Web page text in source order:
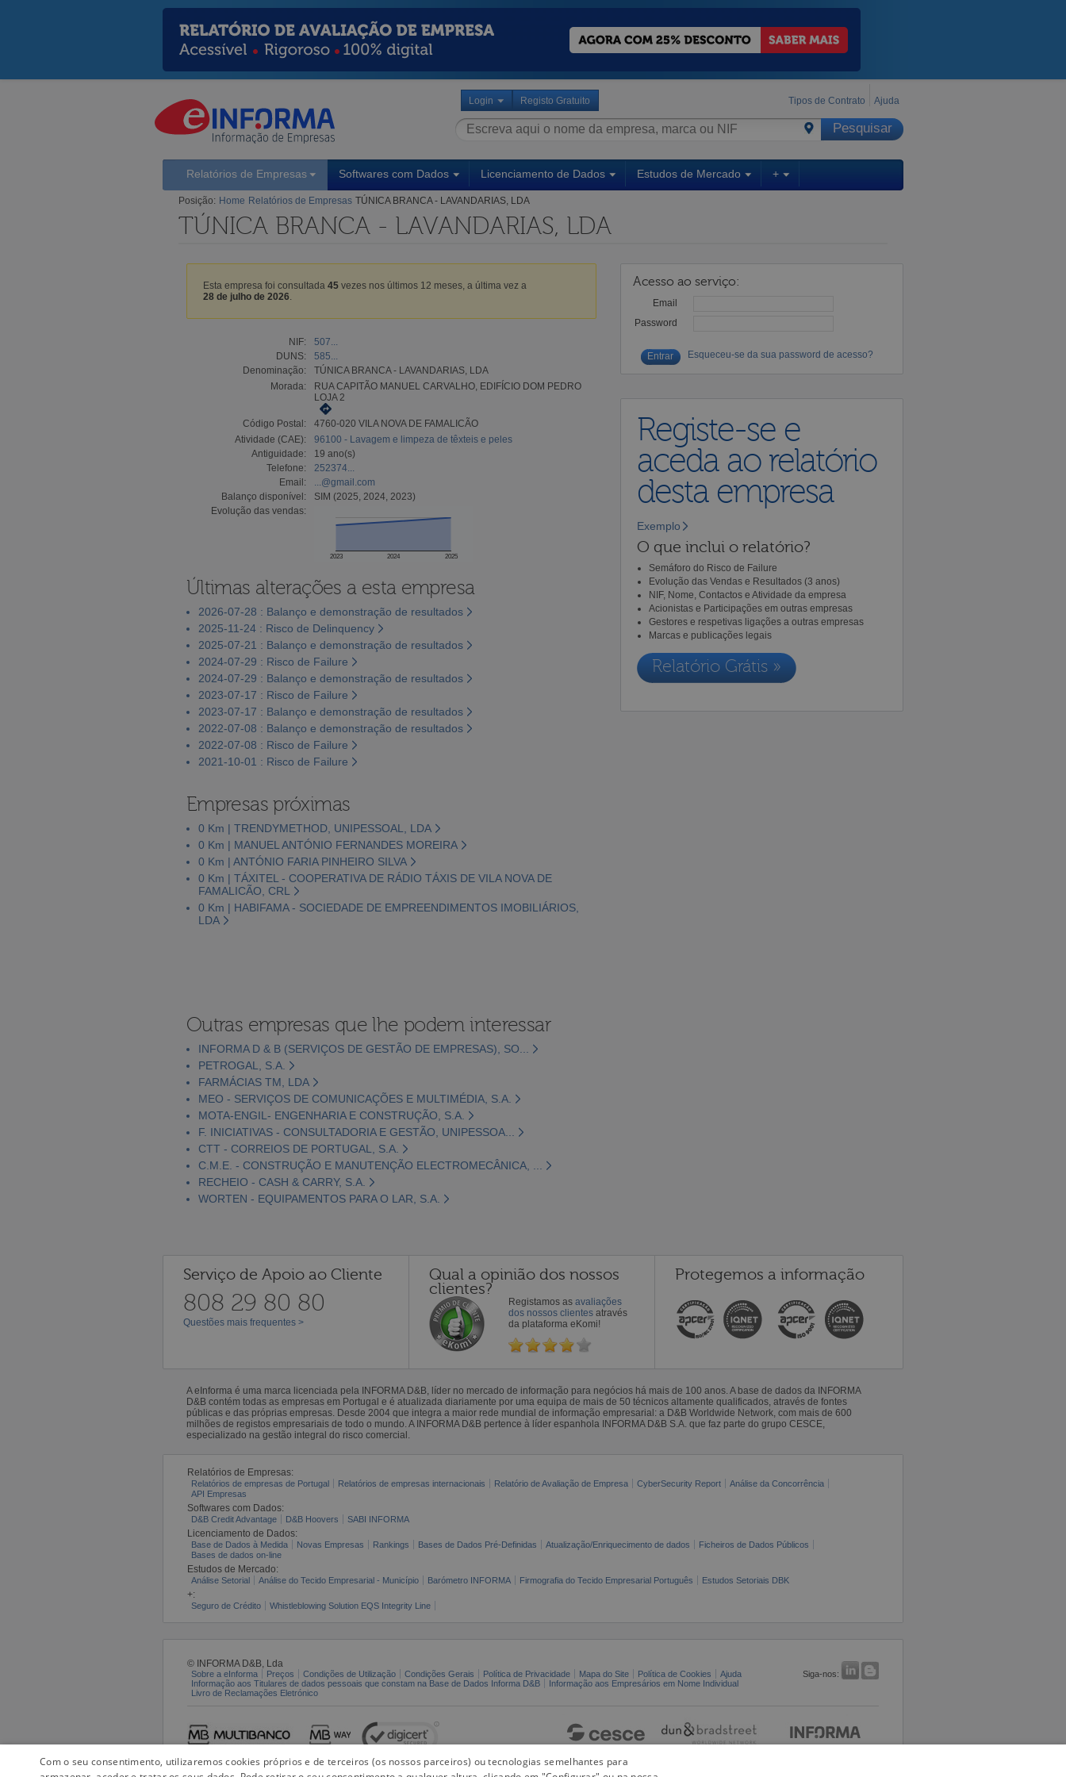
Login Registo Gratuito Tipos de Contrato Ajuda
Relatórios de Empresas Softwares com Dados Licenciamento de Dados Estudos de Mercado +
Posição: Home Relatórios de Empresas TÚNICA BRANCA - LAVANDARIAS, LDA
TÚNICA BRANCA - LAVANDARIAS, LDA
Esta empresa foi consultada 45 vezes nos últimos 12 meses, a última vez a
28 de julho de 2026
NIF:
507...
DUNS:
585...
Denominação:
TÚNICA BRANCA - LAVANDARIAS, LDA
Morada:
RUA CAPITÃO MANUEL CARVALHO, EDIFÍCIO DOM PEDRO
LOJA 2
Código Postal:
4760-020 VILA NOVA DE FAMALICÃO
Atividade (CAE):
96100 - Lavagem e limpeza de têxteis e peles
Antiguidade:
19 ano(s)
Telefone:
252374...
Email:
...@gmail.com
Balanço disponível:
SIM (2025, 2024, 2023)
Evolução das vendas:
2023 2024 2025
Últimas alterações a esta empresa
2026-07-28 : Balanço e demonstração de resultados
2025-11-24 : Risco de Delinquency
2025-07-21 : Balanço e demonstração de resultados
2024-07-29 : Risco de Failure
2024-07-29 : Balanço e demonstração de resultados
2023-07-17 : Risco de Failure
2023-07-17 : Balanço e demonstração de resultados
2022-07-08 : Balanço e demonstração de resultados
2022-07-08 : Risco de Failure
2021-10-01 : Risco de Failure
Empresas próximas
0 Km | TRENDYMETHOD, UNIPESSOAL, LDA
0 Km | MANUEL ANTÓNIO FERNANDES MOREIRA
0 Km | ANTÓNIO FARIA PINHEIRO SILVA
0 Km | TÁXITEL - COOPERATIVA DE RÁDIO TÁXIS DE VILA NOVA DE
FAMALICÃO, CRL
0 Km | HABIFAMA - SOCIEDADE DE EMPREENDIMENTOS IMOBILIÁRIOS,
LDA
Acesso ao serviço:
Email
Password
Esqueceu-se da sua password de acesso?
Registe-se e
aceda ao relatório
desta empresa
Exemplo
O que inclui o relatório?
Semáforo do Risco de Failure
Evolução das Vendas e Resultados (3 anos)
NIF, Nome, Contactos e Atividade da empresa
Acionistas e Participações em outras empresas
Gestores e respetivas ligações a outras empresas
Marcas e publicações legais
Relatório Grátis »
Outras empresas que lhe podem interessar
INFORMA D & B (SERVIÇOS DE GESTÃO DE EMPRESAS), SO...
PETROGAL, S.A.
FARMÁCIAS TM, LDA
MEO - SERVIÇOS DE COMUNICAÇÕES E MULTIMÉDIA, S.A.
MOTA-ENGIL- ENGENHARIA E CONSTRUÇÃO, S.A.
F. INICIATIVAS - CONSULTADORIA E GESTÃO, UNIPESSOA...
CTT - CORREIOS DE PORTUGAL, S.A.
C.M.E. - CONSTRUÇÃO E MANUTENÇÃO ELECTROMECÂNICA, ...
RECHEIO - CASH & CARRY, S.A.
WORTEN - EQUIPAMENTOS PARA O LAR, S.A.
Serviço de Apoio ao Cliente
808 29 80 80
Questões mais frequentes >
Qual a opinião dos nossos
clientes?
Registamos as avaliações
dos nossos clientes através
da plataforma eKomi!
Protegemos a informação
A eInforma é uma marca licenciada pela INFORMA D&B, líder no mercado de informação para negócios há mais de 100 anos. A base de dados da INFORMA
D&B contém todas as empresas em Portugal e é atualizada diariamente por uma equipa de mais de 50 técnicos altamente qualificados, através de fontes
públicas e das próprias empresas. Desde 2004 que integra a maior rede mundial de informação empresarial: a D&B Worldwide Network, com mais de 600
milhões de registos empresariais de todo o mundo. A INFORMA D&B pertence à líder espanhola INFORMA D&B S.A. que faz parte do grupo CESCE,
especializado na gestão integral do risco comercial.
Relatórios de Empresas:
Relatórios de empresas de Portugal Relatórios de empresas internacionais Relatório de Avaliação de Empresa CyberSecurity Report
Análise da Concorrência
API Empresas
Softwares com Dados:
D&B Credit Advantage D&B Hoovers SABI INFORMA
Licenciamento de Dados:
Base de Dados à Medida Novas Empresas Rankings Bases de Dados Pré-Definidas Atualização/Enriquecimento de dados
Ficheiros de Dados Públicos
Bases de dados on-line
Estudos de Mercado:
Análise Setorial Análise do Tecido Empresarial - Município Barómetro INFORMA Firmografia do Tecido Empresarial Português Estudos Setoriais DBK
+:
Seguro de Crédito Whistleblowing Solution EQS Integrity Line
© INFORMA D&B, Lda
Sobre a eInforma Preços Condições de Utilização Condições Gerais Política de Privacidade Mapa do Site Política de Cookies Ajuda
Siga-nos:
Informação aos Titulares de dados pessoais que constam na Base de Dados Informa D&B
Informação aos Empresários em Nome Individual
Livro de Reclamações Eletrónico
Com o seu consentimento, utilizaremos cookies próprios e de terceiros (os nossos parceiros) ou tecnologias semelhantes para